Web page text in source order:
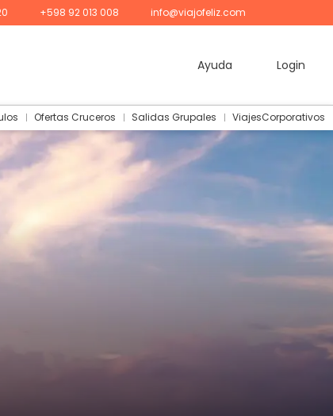
+598 92 013 008 info@viajofeliz.com
Ayuda Login
Ofertas Cruceros Salidas Grupales ViajesCorporativos